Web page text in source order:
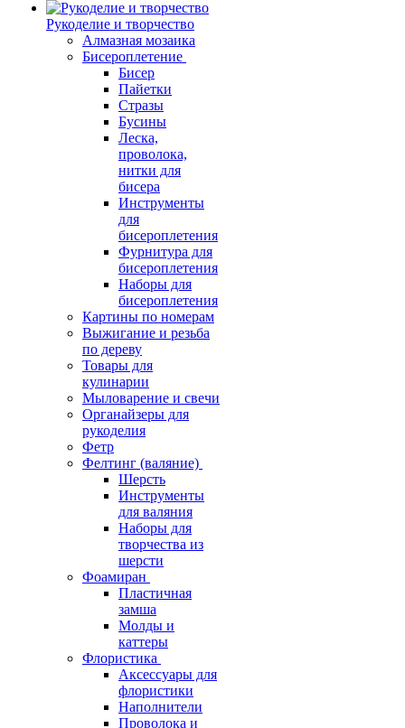
Рукоделие и творчество
Алмазная мозаика
Бисероплетение
Бисер
Пайетки
Стразы
Бусины
Леска,
проволока,
нитки для
бисера
Инструменты
для
бисероплетения
Фурнитура для
бисероплетения
Наборы для
бисероплетения
Картины по номерам
Выжигание и резьба
по дереву
Товары для
кулинарии
Мыловарение и свечи
Органайзеры для
рукоделия
Фетр
Фелтинг (валяние)
Шерсть
Инструменты
для валяния
Наборы для
творчества из
шерсти
Фоамиран
Пластичная
замша
Молды и
каттеры
Флористика
Аксессуары для
флористики
Наполнители
Проволока и